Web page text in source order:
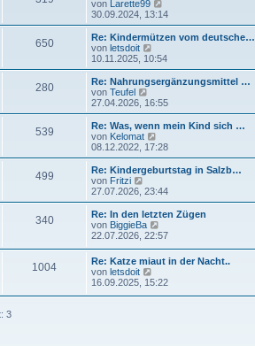
r
g
t
r
B
e
i
r
g
von Larette99
e
u
e
t
B
e
i
r
g
30.09.2024, 13:14
650
Re: Kindermützen vom deutsche…
von letsdoit
e
u
e
t
B
e
r
g
10.11.2025, 10:54
280
Re: Nahrungsergänzungsmittel …
von Teufel
e
u
e
s
t
B
e
i
r
a
g
27.04.2026, 16:55
539
Re: Was, wenn mein Kind sich …
von Kelomat
e
u
e
t
r
B
e
i
t
r
g
08.12.2022, 17:28
499
Re: Kindergeburtstag in Salzb…
von Fritzi
e
u
e
s
t
r
B
e
i
t
27.07.2026, 23:44
340
Re: In den letzten Zügen
von BiggieBa
e
s
t
e
r
22.07.2026, 22:57
1004
Re: Katze miaut in der Nacht..
von letsdoit
e
16.09.2025, 15:22
3